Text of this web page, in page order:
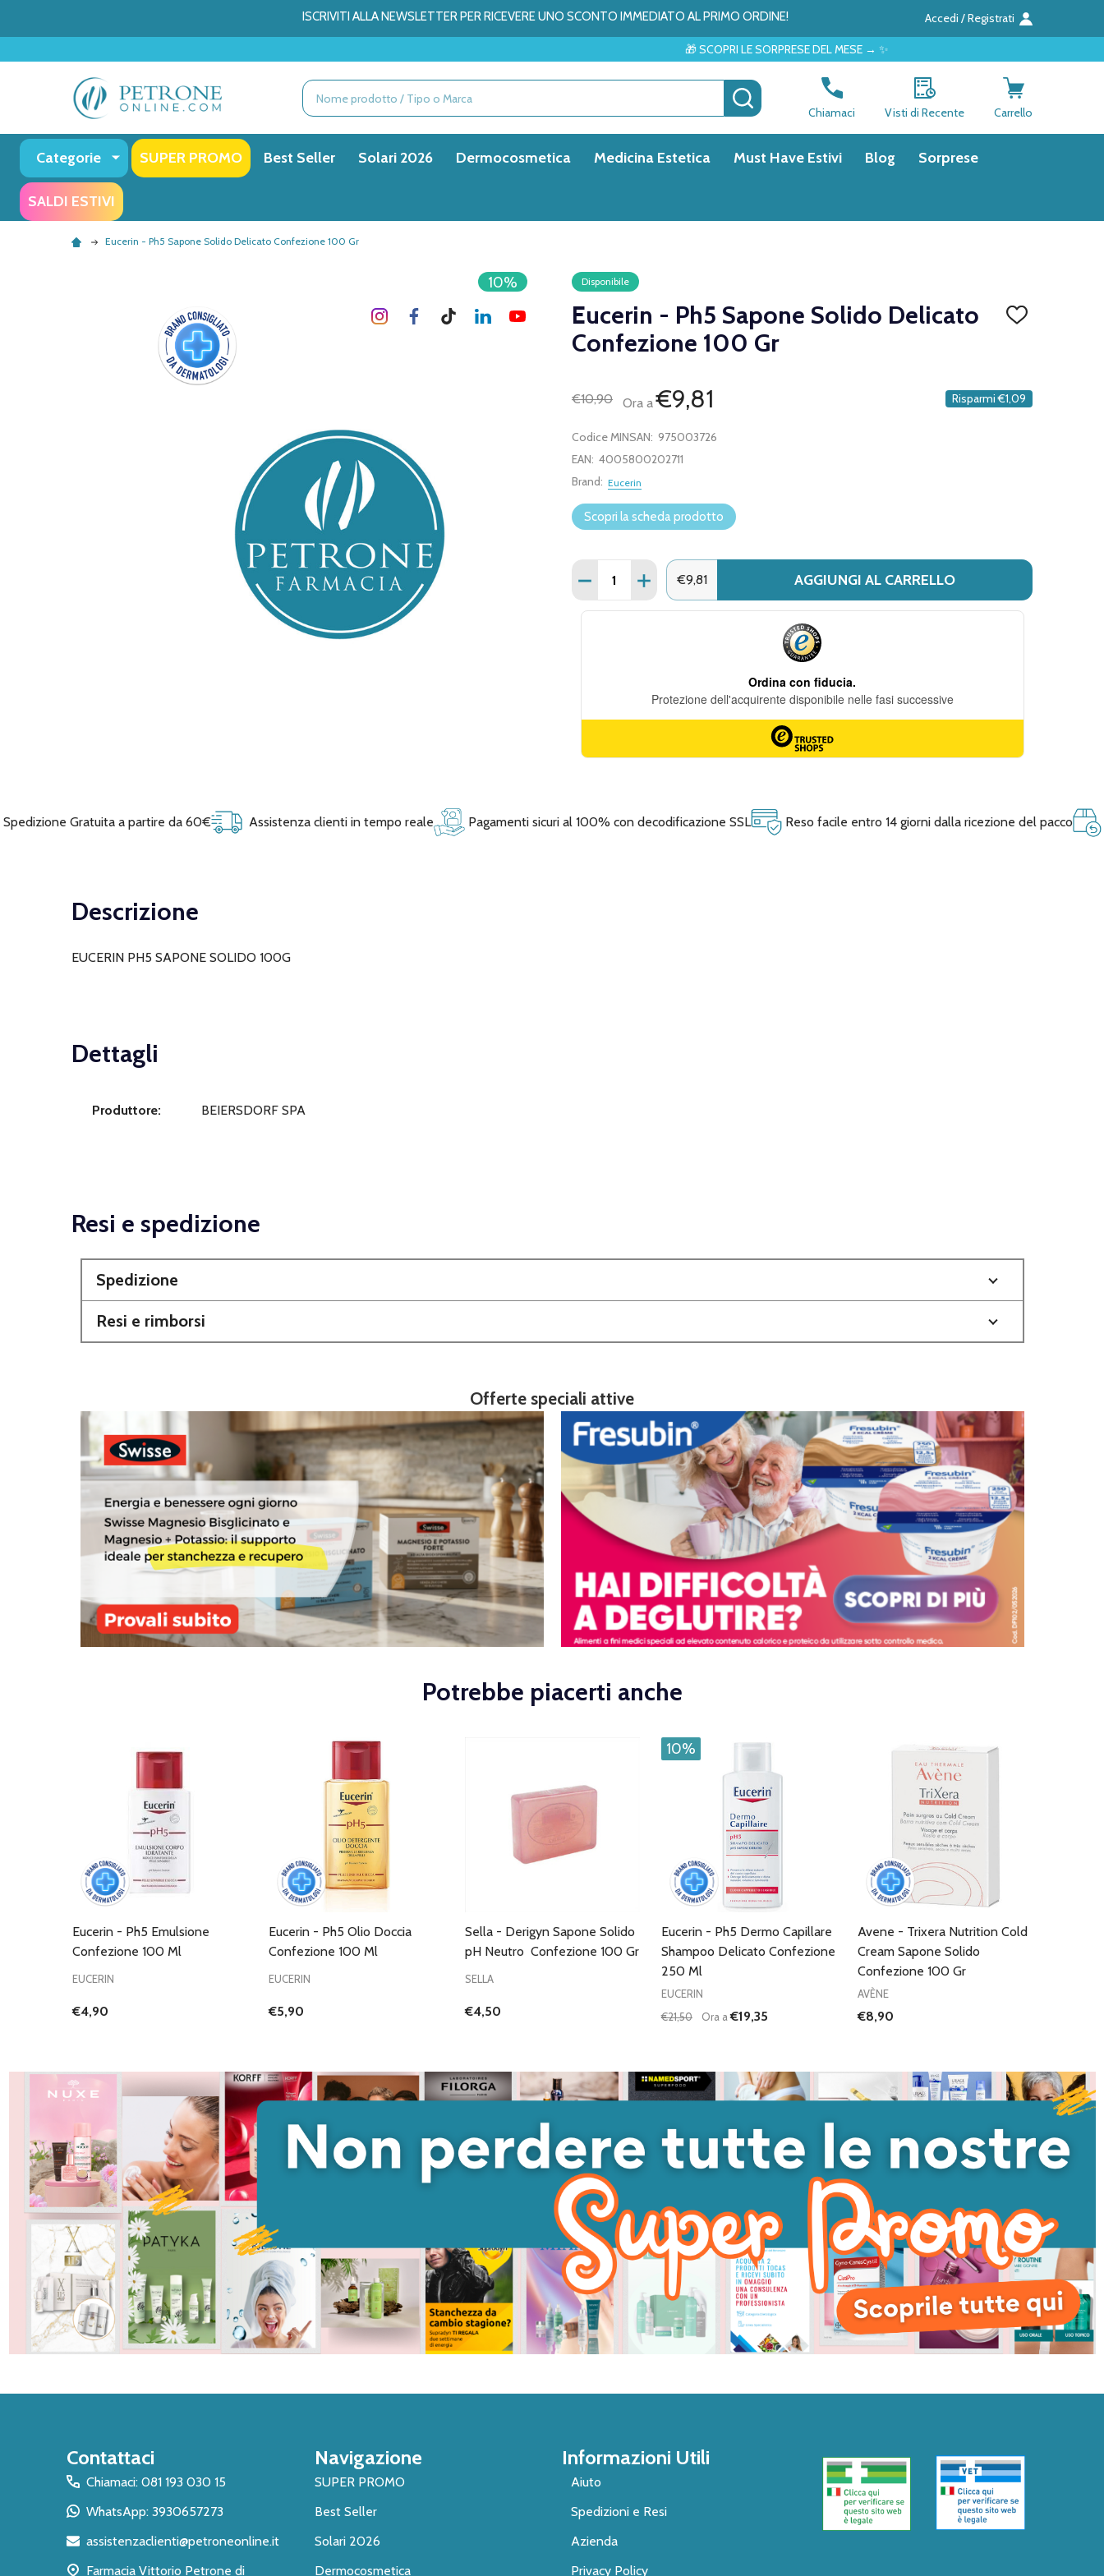
ISCRIVITI ALLA NEWSLETTER PER RICEVERE UNO SCONTO IMMEDIATO AL PRIMO ORDINE! Accedi / Registrati
🎁 SCOPRI LE SORPRESE DEL MESE → ✨
Ricerca CERCA
Chiamaci Visti di Recente Carrello
Categorie SUPER PROMO Best Seller Solari 2026 Dermocosmetica Medicina Estetica Must Have Estivi Blog Sorprese
SALDI ESTIVI
Eucerin - Ph5 Sapone Solido Delicato Confezione 100 Gr
Disponibile
Eucerin - Ph5 Sapone Solido Delicato
Confezione 100 Gr
AGGIUNGI
€10,90
Ora a€9,81 Risparmi €1,09
10%
Codice MINSAN: 975003726
EAN: 4005800202711
Brand: Eucerin
Scopri la scheda prodotto
Quantità:
DIMINUISCI QUANTITÀ DI EUCERIN - PH5 SAPONE SOLIDO DELICATO CONFEZIONE
AUMENTA QUANTITÀ DI EUCERIN - PH5 SAPONE SOLIDO DELICATO
€9,81 AGGIUNGI AL CARRELLO
Spedizione Gratuita a partire da 60€ Assistenza clienti in tempo reale Pagamenti sicuri al 100% con decodificazione SSL Reso facile entro 14 giorni dalla ricezione del pacco
Descrizione
EUCERIN PH5 SAPONE SOLIDO 100G
Dettagli
Produttore: BEIERSDORF SPA
Resi e spedizione
Spedizione
Resi e rimborsi
Offerte speciali attive
Potrebbe piacerti anche
Eucerin - Ph5 Emulsione
Confezione 100 Ml
EUCERIN
€4,90
Eucerin - Ph5 Olio Doccia
Confezione 100 Ml
EUCERIN
€5,90
Sella - Derigyn Sapone Solido
pH Neutro Confezione 100 Gr
SELLA
€4,50
10%
Eucerin - Ph5 Dermo Capillare
Shampoo Delicato Confezione
250 Ml
EUCERIN
€21,50
Ora a€19,35
Avene - Trixera Nutrition Cold
Cream Sapone Solido
Confezione 100 Gr
AVÈNE
€8,90
Contattaci
Chiamaci: 081 193 030 15
WhatsApp: 3930657273
assistenzaclienti@petroneonline.it
Farmacia Vittorio Petrone di
Navigazione
SUPER PROMO
Best Seller
Solari 2026
Dermocosmetica
Informazioni Utili
Aiuto
Spedizioni e Resi
Azienda
Privacy Policy